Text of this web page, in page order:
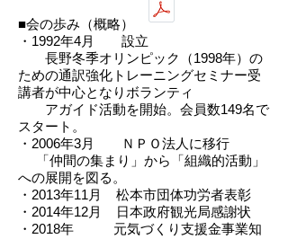
■会の歩み（概略）
・1992年4月 設立
長野冬季オリンピック（1998年）の
ための通訳強化トレーニングセミナー受
講者が中心となりボランティ
アガイド活動を開始。会員数149名で
スタート。
・2006年3月 ＮＰＯ法人に移行
「仲間の集まり」から「組織的活動」
への展開を図る。
・2013年11月 松本市団体功労者表彰
・2014年12月 日本政府観光局感謝状
・2018年 元気づくり支援金事業知